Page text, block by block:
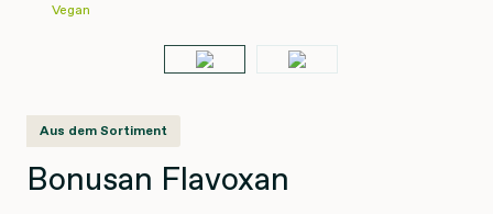
Vegan
Aus dem Sortiment
Bonusan Flavoxan